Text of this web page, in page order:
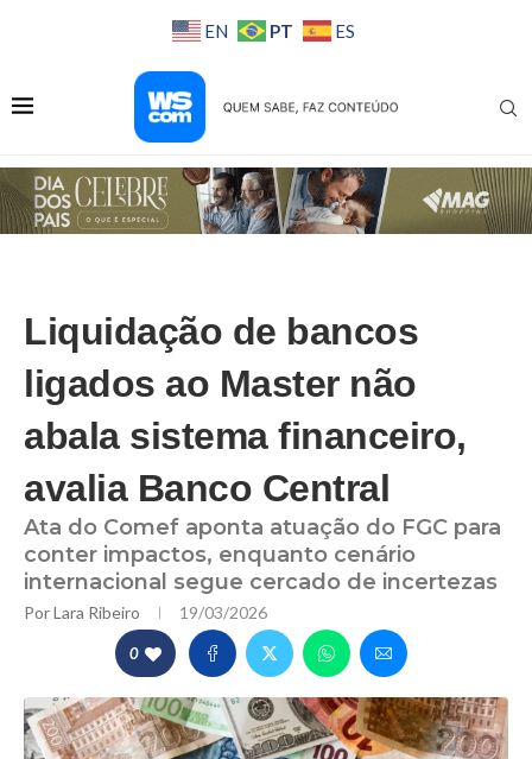
EN PT ES
Liquidação de bancos
ligados ao Master não
abala sistema financeiro,
avalia Banco Central
Ata do Comef aponta atuação do FGC para
conter impactos, enquanto cenário
internacional segue cercado de incertezas
PorLara Ribeiro 19/03/2026
0